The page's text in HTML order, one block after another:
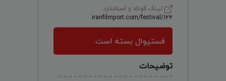
لینک کوتاه و استاندارد:
iranfilmport.com/festival/122
فستیوال بسته است.
توضیحات